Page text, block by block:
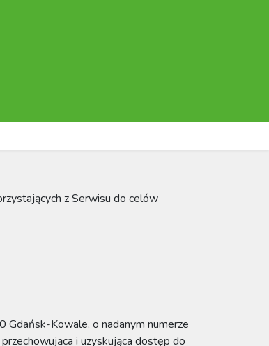
z Serwisu do celów
Gdańsk-Kowale, o nadanym numerze
i uzyskująca dostęp do